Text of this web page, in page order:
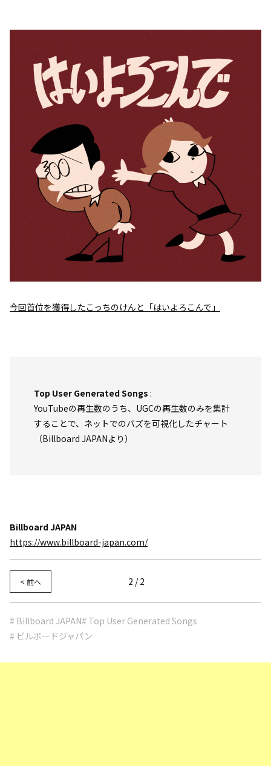
今回首位を獲得したこっちのけんと「はいよろこんで」
Top User Generated Songs :
YouTubeの再生数のうち、UGCの再生数のみを集計
することで、ネットでのバズを可視化したチャート
（Billboard JAPANより）
Billboard JAPAN
https://www.billboard-japan.com/
< 前へ 2 / 2
# Billboard JAPAN# Top User Generated Songs
# ビルボードジャパン